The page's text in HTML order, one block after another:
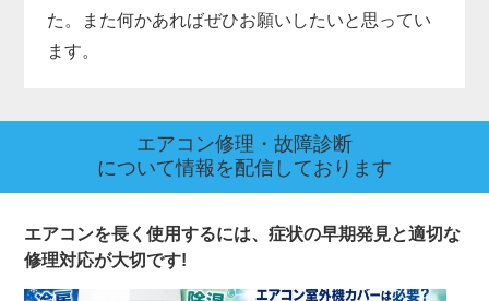
た。また何かあればぜひお願いしたいと思ってい
ます。
エアコン修理・故障診断
について情報を配信しております
エアコンを長く使用するには、症状の早期発見と適切な
修理対応が大切です!